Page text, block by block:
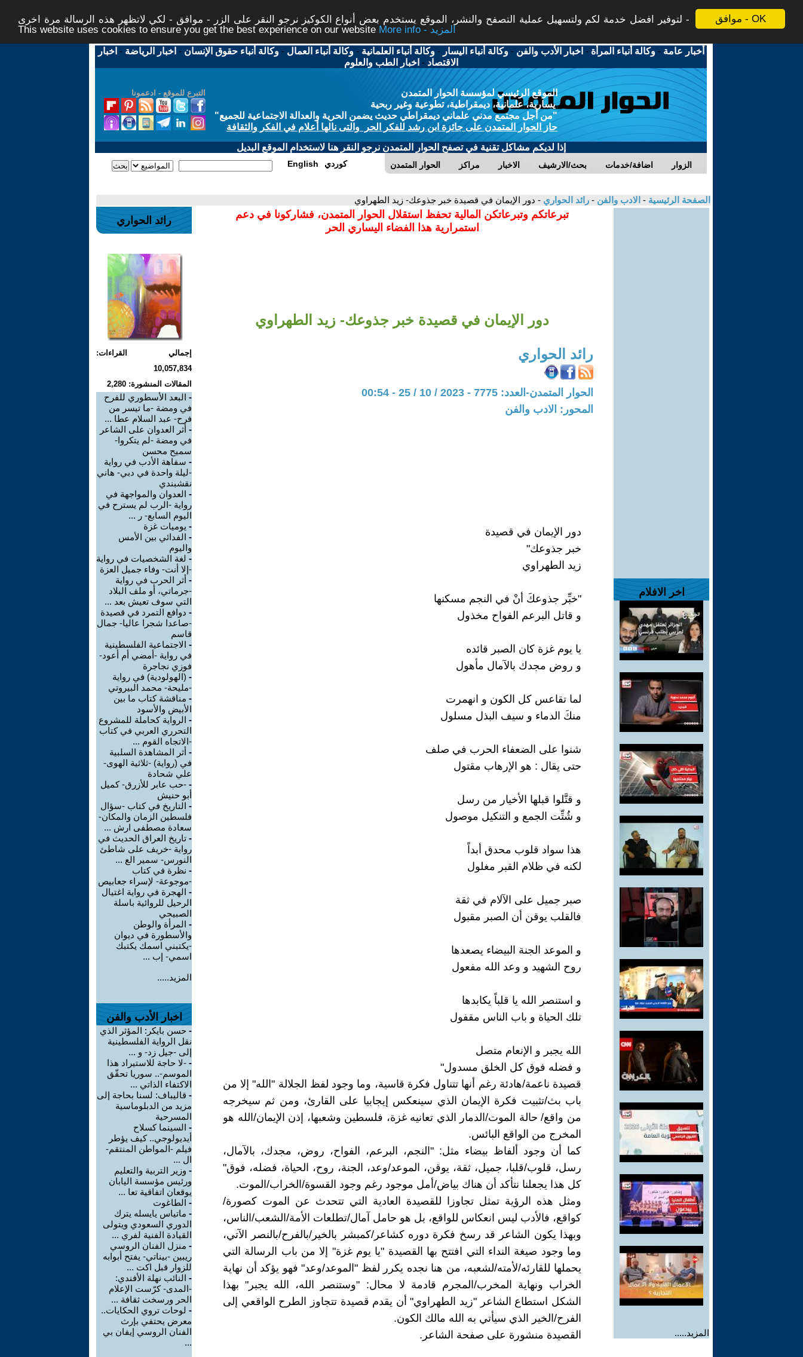
موافق - OK
لتوفير افضل خدمة لكم ولتسهيل عملية التصفح والنشر، الموقع يستخدم بعض أنواع الكوكيز نرجو النقر على الزر - موافق - لكي لاتظهر هذه الرسالة مرة اخرى -
This website uses cookies to ensure you get the best experience on our website
More info - المزيد
أخبار عامة -وكالة أنباء المرأة - اخبار الأدب والفن -وكالة أنباء اليسار -وكالة أنباء العلمانية -وكالة أنباء العمال -وكالة أنباء حقوق الإنسان - اخبار الرياضة - اخبار
الاقتصاد - اخبار الطب والعلوم
التبرع للموقع - ادعمونا
الموقع الرئيسي لمؤسسة الحوار المتمدن
يسارية، علمانية، ديمقراطية، تطوعية وغير ربحية
"من أجل مجتمع مدني علماني ديمقراطي حديث يضمن الحرية والعدالة الاجتماعية للجميع"
حاز الحوار المتمدن على جائزة ابن رشد للفكر الحر والتى نالها أعلام في الفكر والثقافة
إذا لديكم مشاكل تقنية في تصفح الحوار المتمدن نرجو النقر هنا لاستخدام الموقع البديل
الحوار المتمدن مراكز الاخبار بحث/الارشيف اضافة/خدمات الزوار English كوردي
الصفحة الرئيسية - الادب والفن - رائد الحواري - دور الإيمان في قصيدة خبر جذوعك- زيد الطهراوي
اخر الافلام
المزيد.....
تبرعاتكم وتبرعاتكن المالية تحفظ استقلال الحوار المتمدن، فشاركونا في دعم
استمرارية هذا الفضاء اليساري الحر
دور الإيمان في قصيدة خبر جذوعك- زيد الطهراوي
رائد الحواري
الحوار المتمدن-العدد: 7775 - 2023 / 10 / 25 - 00:54
المحور: الادب والفن
دور الإيمان في قصيدة
خبر جذوعك"
زيد الطهراوي
"خبِّر جذوعكَ أنْ في النجم مسكنها
و قاتل البرعم الفواح مخذول
يا يوم غزة كان الصبر قائده
و روض مجدك بالآمال مأهول
لما تقاعس كل الكون و انهمرت
منكَ الدماء و سيف البذل مسلول
شنوا على الضعفاء الحرب في صلف
حتى يقال : هو الإرهاب مقتول
و قتَّلوا قبلها الأخيار من رسل
و شُتِّت الجمع و التنكيل موصول
هذا سواد قلوب محدق أبداً
لكنه في ظلام القبر مغلول
صبر جميل على الآلام في ثقة
فالقلب يوقن أن الصبر مقبول
و الموعد الجنة البيضاء يصعدها
روح الشهيد و وعد الله مفعول
و استنصر الله يا قلباً يكابدها
تلك الحياة و باب الناس مقفول
الله يجبر و الإنعام متصل
و فضله فوق كل الخلق مسدول"
قصيدة ناعمة/هادئة رغم أنها تتناول فكرة قاسية، وما وجود لفظ الجلالة "الله" إلا من
باب بث/تثبيت فكرة الإيمان الذي سينعكس إيجابيا على القارئ، ومن ثم سيخرجه
من واقع/ حالة الموت/الدمار الذي تعانيه غزة، فلسطين وشعبها، إذن الإيمان/الله هو
المخرج من الواقع البائس.
كما أن وجود ألفاظ بيضاء مثل: "النجم، البرعم، الفواح، روض، مجدك، بالآمال،
رسل، قلوب/قلبا، جميل، ثقة، يوقن، الموعد/وعد، الجنة، روح، الحياة، فضله، فوق"
كل هذا يجعلنا نتأكد أن هناك بياض/أمل موجود رغم وجود القسوة/الخراب/الموت.
ومثل هذه الرؤية تمثل تجاوزا للقصيدة العادية التي تتحدث عن الموت كصورة/
كواقع، فالأدب ليس انعكاس للواقع، بل هو حامل آمال/تطلعات الأمة/الشعب/الناس،
وبهذا يكون الشاعر قد رسخ فكرة دوره كشاعر/كمبشر بالخير/بالفرح/بالنصر الآتي،
وما وجود صيغة النداء التي افتتح بها القصيدة "يا يوم غزة" إلا من باب الرسالة التي
يحملها للقارئه/لأمته/لشعبه، من هنا نجده يكرر لفظ "الموعد/وعد" فهو يؤكد أن نهاية
الخراب ونهاية المخرب/المجرم قادمة لا محال: "وستنصر الله، الله يجبر" بهذا
الشكل استطاع الشاعر "زيد الطهراوي" أن يقدم قصيدة تتجاوز الطرح الواقعي إلى
الفرح/الخير الذي سيأتي به الله مالك الكون.
القصيدة منشورة على صفحة الشاعر.
رائد الحواري
إجمالي القراءات:
10,057,834
المقالات المنشورة: 2,280
- البعد الأسطوري للفرح
في ومضة -ما تيسر من
فرح- عبد السلام عطا ...
- أثر العدوان على الشاعر
في ومضة -لم يتكروا-
سميح محسن
- سفاهة الأدب في رواية
-ليلة واحدة في دبي- هاني
نقشبندي
- العدوان والمواجهة في
رواية -الرب لم يسترح في
اليوم السابع- ر ...
- يوميات غزة
- الفدائي بين الأمس
واليوم
- لغة الشخصيات في رواية
-إلا أنت- وفاء جميل العزة
- أثر الحرب في رواية
-جرماتي، أو ملف البلاد
التي سوف تعيش بعد ...
- دوافع التمرد في قصيدة
-صاعدا شجرا عاليا- جمال
قاسم
- الاجتماعية الفلسطينية
في رواية -أمضي أم أعود-
فوزي نجاجرة
- (الهولودية) في رواية
-مليحة- محمد البيروتي
- مناقشة كتاب ما بين
الأبيض والأسود
- الرواية كحاملة للمشروع
التحرري العربي في كتاب
-الاتجاه القوم ...
- أثر المشاهدة السلبية
في (رواية) -ثلاثية الهوى-
علي شحادة
- -حب عابر للأزرق- كميل
أبو حنيش
- التاريخ في كتاب -سؤال
فلسطين الزمان والمكان-
سعادة مصطفى ارش ...
- تاريخ العراق الحديث في
رواية -خريف على شاطئ
النورس- سمير الع ...
- نظرة في كتاب
-موجوعة- لإسراء جعابيص
- الهجرة في رواية اغتيال
الرحيل للروائية باسلة
الصبيحي
- المرأة والوطن
والأسطورة في ديوان
-يكتبني اسمك يكتبك
اسمي- إب ...
المزيد.....
اخبار الأدب والفن
- حسن بايكر: المؤثر الذي
نقل الرواية الفلسطينية
إلى -جيل زد- و ...
- -لا حاجة للاستيراد هذا
الموسم-.. سوريا تحقّق
الاكتفاء الذاتي ...
- قاليباف: لسنا بحاجة إلى
مزيد من الدبلوماسية
المسرحية
- السينما كسلاح
أيديولوجي.. كيف يؤطر
فيلم -المواطن المنتقم-
ال ...
- وزير التربية والتعليم
ورئيس مؤسسة اليابان
يوقعان اتفاقية تعا ...
- الطاغوت
- ماتياس يايسله يترك
الدوري السعودي ويتولى
القيادة الفنية لفري ...
- منزل الفنان الروسي
ريبين -بيناتي- يفتح أبوابه
للزوار قبل اكت ...
- النائب نهلة الأفندي:
-المدى- كرّست الإعلام
الحر ورسخت ثقافة ...
- لوحات تروي الحكايات..
معرض يحتفي بإرث
الفنان الروسي إيفان بي
...